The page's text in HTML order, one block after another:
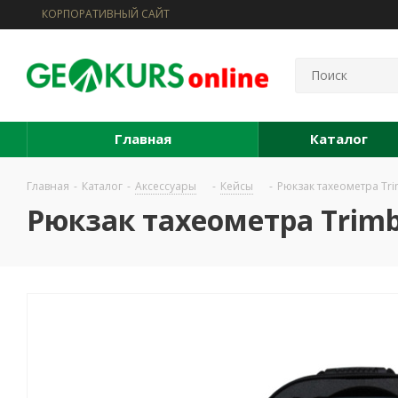
КОРПОРАТИВНЫЙ САЙТ
Главная Каталог
Главная - Каталог - Аксессуары - Кейсы - Рюкзак тахеометра
Рюкзак тахеометра